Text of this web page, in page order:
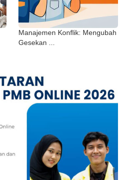
Manajemen Konflik: Mengubah
Gesekan ...